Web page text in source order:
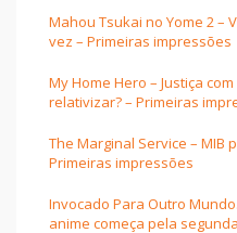
Mahou Tsukai no Yome 2 –
vez – Primeiras impressões
My Home Hero – Justiça
relativizar? – Primeiras
The Marginal Service – MIB
Primeiras impressões
Invocado Para Outro
anime começa pela